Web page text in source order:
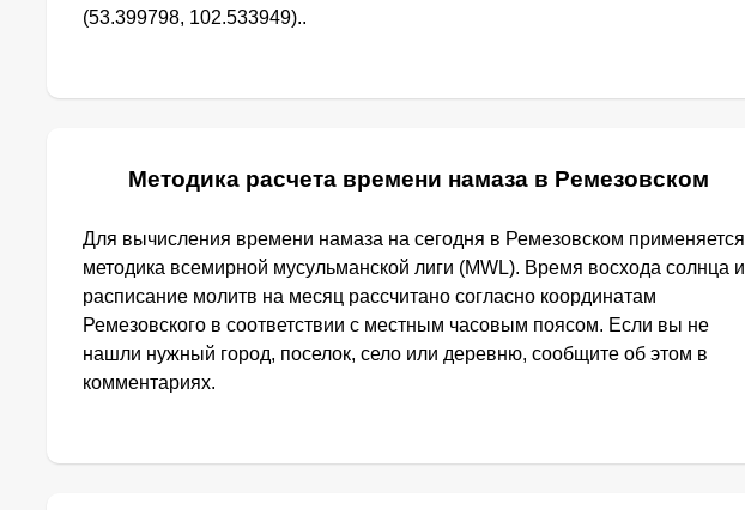
(53.399798, 102.533949)..
Методика расчета времени намаза в Ремезовском
Для вычисления времени намаза на сегодня в Ремезовском применяется
методика всемирной мусульманской лиги (MWL). Время восхода солнца и
расписание молитв на месяц рассчитано согласно координатам
Ремезовского в соответствии с местным часовым поясом. Если вы не
нашли нужный город, поселок, село или деревню, сообщите об этом в
комментариях.